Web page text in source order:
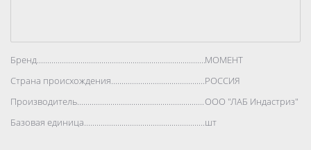
Бренд..................................................................................МОМЕНТ
Страна происхождения..................................................................................
РОССИЯ
Производитель..................................................................................ООО "ЛАБ Индастриз"
Базовая единица..................................................................................
шт